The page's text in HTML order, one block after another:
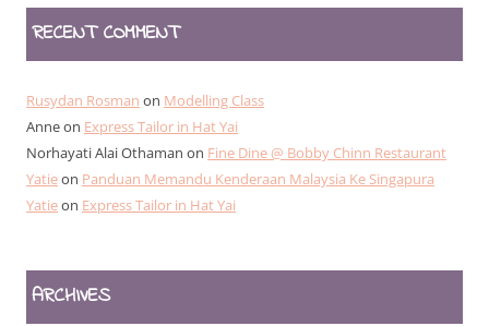
RECENT COMMENT
Rusydan Rosman on Modelling Class
Anneon Express Tailor in Hat Yai
Norhayati Alai Othaman on Fine Dine @ Bobby Chinn Restaurant
Yatieon Panduan Memandu Kenderaan Malaysia Ke Singapura
Yatieon Express Tailor in Hat Yai
ARCHIVES